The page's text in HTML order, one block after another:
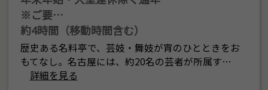
※ご要…
約4時間（移動時間含む）
歴史ある名料亭で、芸妓・舞妓が宵のひとときをお
もてなし。名古屋には、約20名の芸者が所属す…
詳細を見る